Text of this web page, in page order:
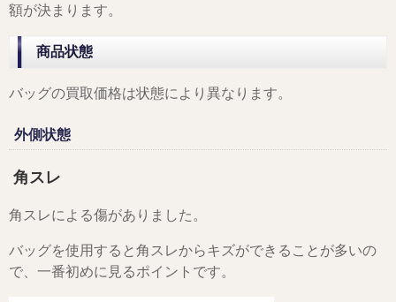
額が決まります。
商品状態
バッグの買取価格は状態により異なります。
外側状態
角スレ
角スレによる傷がありました。
バッグを使用すると角スレからキズができることが多いの
で、一番初めに見るポイントです。